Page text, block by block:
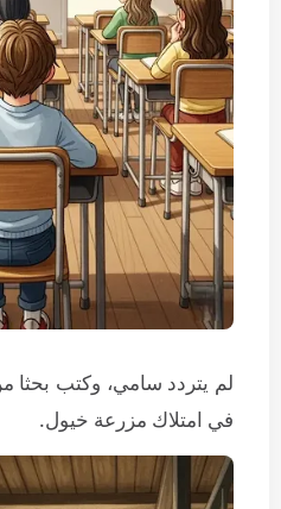
لم يتردد سامي، وكتب
في امتلاك مزرعة خيول.